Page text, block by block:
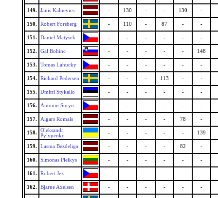
149. Janis Kalnevics - 130 - - 130 -
150. Robert Forsberg - 110 - 87 - -
151. Daniel Matysek - - - - - -
152. Gal Bohinc - - - - - 148
153. Tomas Lahucky - - - - - -
154. Richard Pedersen - - - 113 - -
155. Dmitri Stykailo - - - - - -
156. Antonin Suryn - - - - - -
157. Aigars Romals - - - - 78 -
158.
Oleksandr
Pylypenko
- - - - - 139
159. Lasma Bezdeliga - - - - 82 -
160. Simonas Pleikys - - - - - -
161. Robert Jez - - - - - -
162. Bjarne Axelsen - - - - - -